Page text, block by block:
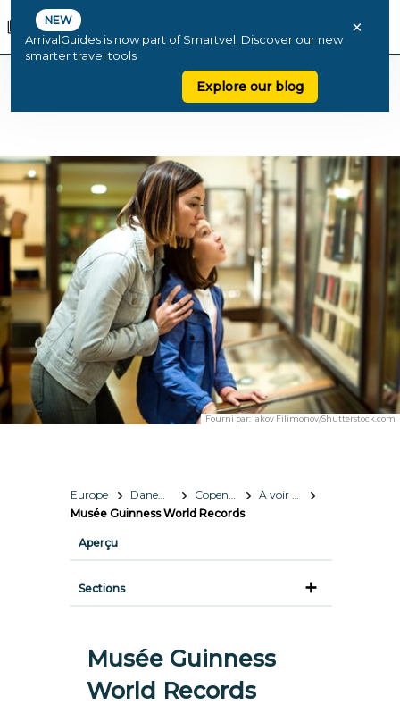
NEW
ArrivalGuides is now part of Smartvel. Discover our new
smarter travel tools
Explore our blog
×
Fourni par: Iakov Filimonov/Shutterstock.com
Europe Danemark Copenhague
À voir et à faire
Musée Guinness World Records
Aperçu
Sections
Musée Guinness
World Records